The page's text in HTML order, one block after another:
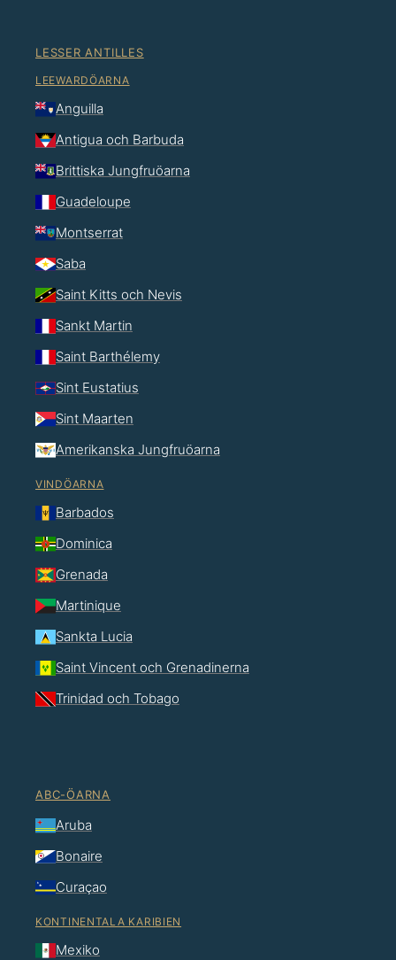
LESSER ANTILLES
LEEWARDÖARNA
Anguilla
Antigua och Barbuda
Brittiska Jungfruöarna
Guadeloupe
Montserrat
Saba
Saint Kitts och Nevis
Sankt Martin
Saint Barthélemy
Sint Eustatius
Sint Maarten
Amerikanska Jungfruöarna
VINDÖARNA
Barbados
Dominica
Grenada
Martinique
Sankta Lucia
Saint Vincent och Grenadinerna
Trinidad och Tobago
ABC-ÖARNA
Aruba
Bonaire
Curaçao
KONTINENTALA KARIBIEN
Mexiko